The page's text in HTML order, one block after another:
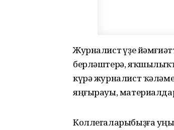
Журналист һүҙе
берләштерә,
күрә журналист
яңғырауы,
Коллегаларыбыҙға